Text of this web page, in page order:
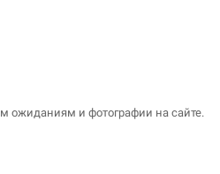
ожиданиям и фотографии на сайте.